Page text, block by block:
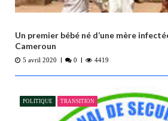
Un premier bébé né d’une mère
Cameroun
5 avril 2020 0 4419
POLITIQUE TRANSITION